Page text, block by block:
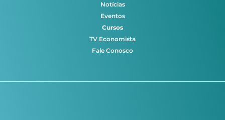
Notícias
Eventos
Cursos
TV Economista
Fale Conosco